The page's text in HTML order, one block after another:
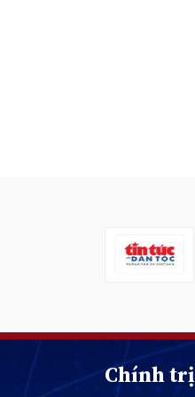
Chính trị